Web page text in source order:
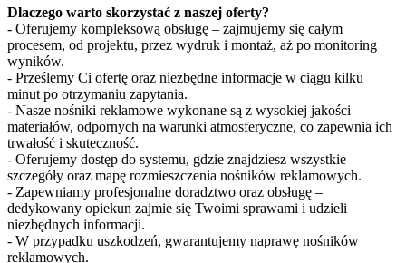
Dlaczego warto skorzystać z naszej oferty?
- Oferujemy kompleksową obsługę – zajmujemy się całym
procesem, od projektu, przez wydruk i montaż, aż po monitoring
wyników.
- Prześlemy Ci ofertę oraz niezbędne informacje w ciągu kilku
minut po otrzymaniu zapytania.
- Nasze nośniki reklamowe wykonane są z wysokiej jakości
materiałów, odpornych na warunki atmosferyczne, co zapewnia ich
trwałość i skuteczność.
- Oferujemy dostęp do systemu, gdzie znajdziesz wszystkie
szczegóły oraz mapę rozmieszczenia nośników reklamowych.
- Zapewniamy profesjonalne doradztwo oraz obsługę –
dedykowany opiekun zajmie się Twoimi sprawami i udzieli
niezbędnych informacji.
- W przypadku uszkodzeń, gwarantujemy naprawę nośników
reklamowych.